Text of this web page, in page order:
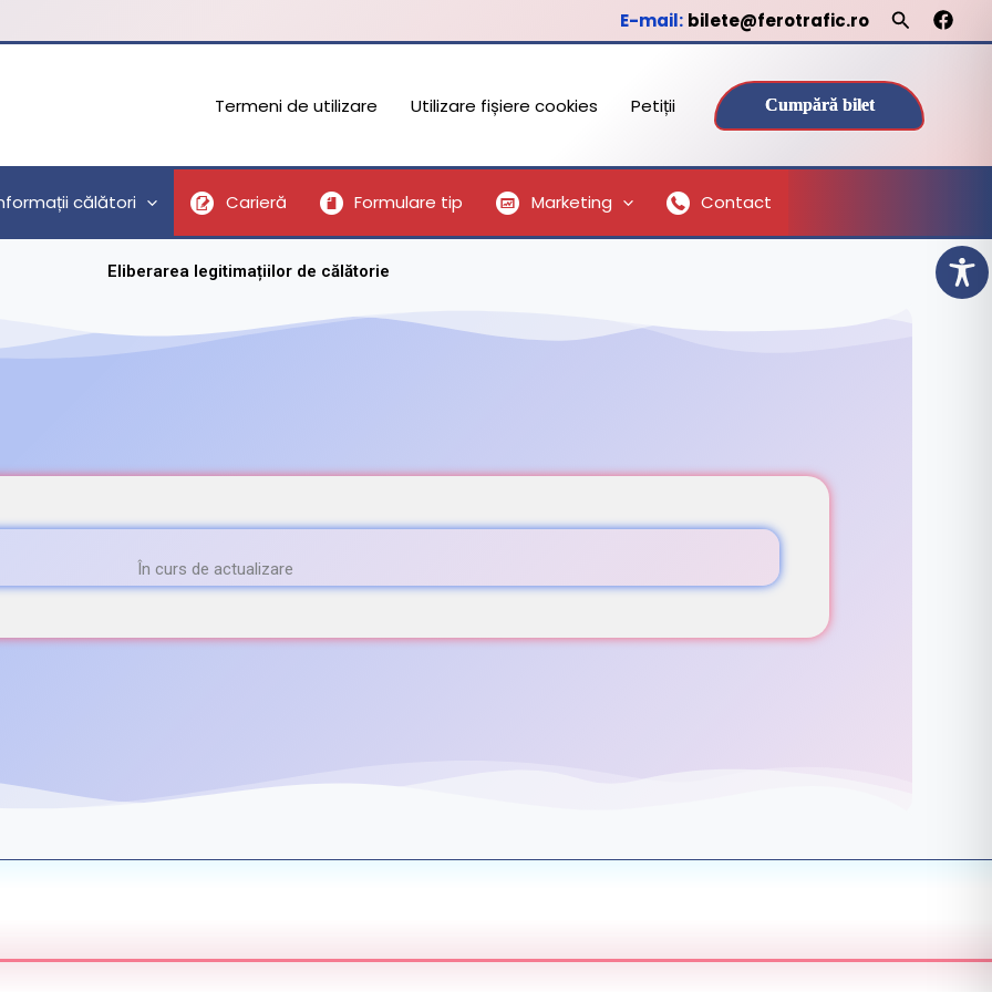
E-mail: bilete@ferotrafic.ro Search
Termeni de utilizare Utilizare fișiere cookies Petiții Cumpără bilet
călători Carieră Formulare tip Marketing Contact
Eliberarea legitimațiilor de călătorie
În curs de actualizare